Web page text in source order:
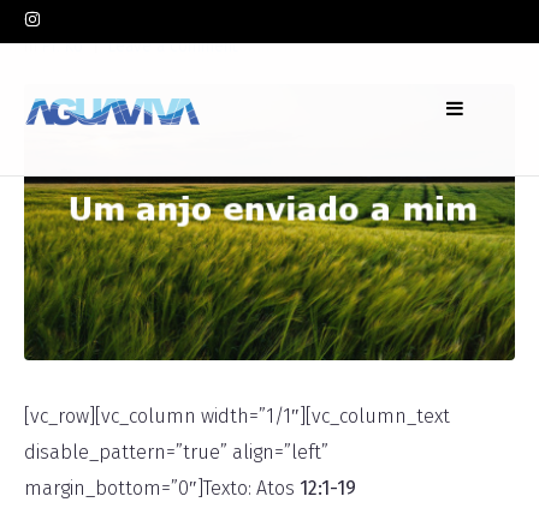
InPr. Ko Leave a comment
[vc_row][vc_column width=”1/1″][vc_column_text
disable_pattern=”true” align=”left”
margin_bottom=”0″]Texto: Atos 12:1-19